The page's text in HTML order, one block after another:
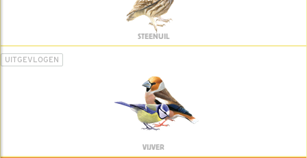
STEENUIL
UITGEVLOGEN
VIJVER